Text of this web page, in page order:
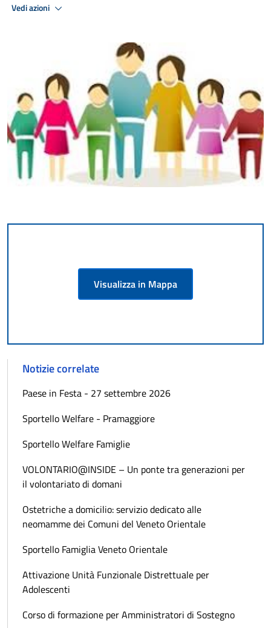
Vedi azioni
Visualizza in Mappa
Notizie correlate
Paese in Festa - 27 settembre 2026
Sportello Welfare - Pramaggiore
Sportello Welfare Famiglie
VOLONTARIO@INSIDE – Un ponte tra generazioni per
il volontariato di domani
Ostetriche a domicilio: servizio dedicato alle
neomamme dei Comuni del Veneto Orientale
Sportello Famiglia Veneto Orientale
Attivazione Unità Funzionale Distrettuale per
Adolescenti
Corso di formazione per Amministratori di Sostegno